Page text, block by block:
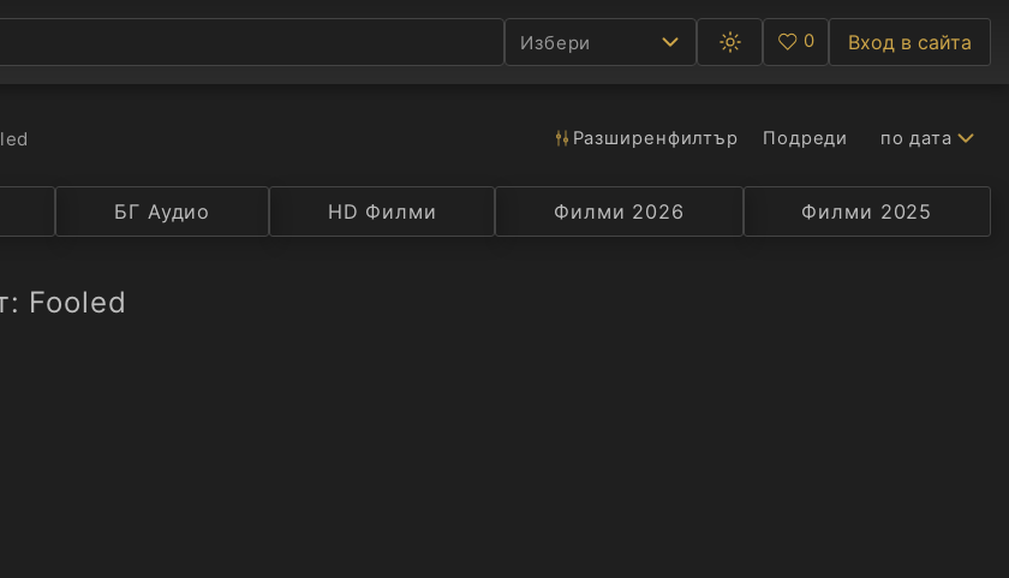
Избери
Превключване
между
светла
Любими
0 Вход в сайта
Разширенфилтър Подреди по дата
Рейтинг Селекция Превод Актьор
БГ Аудио HD Филми Филми 2026 Филми 2025
Fooled